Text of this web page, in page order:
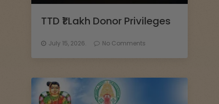
k
a
t
TTD ₹1 Lakh Donor Privileges
July 15, 2026. No Comments